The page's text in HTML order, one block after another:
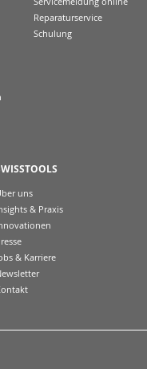
Reparaturservice
Schulung
uns
& Praxis
& Karriere